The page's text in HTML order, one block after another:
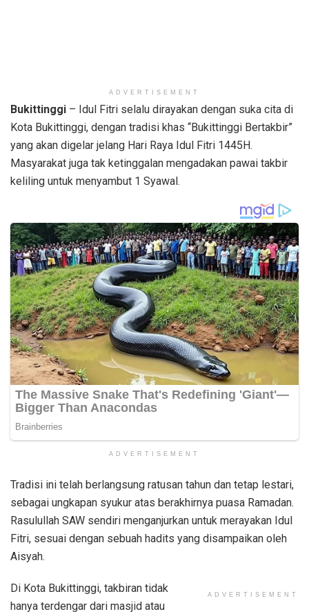
ADVERTISEMENT
Bukittinggi – Idul Fitri selalu dirayakan dengan suka cita di
Kota Bukittinggi, dengan tradisi khas “Bukittinggi Bertakbir”
yang akan digelar jelang Hari Raya Idul Fitri 1445H.
Masyarakat juga tak ketinggalan mengadakan pawai takbir
keliling untuk menyambut 1 Syawal.
ADVERTISEMENT
Tradisi ini telah berlangsung ratusan tahun dan tetap lestari,
sebagai ungkapan syukur atas berakhirnya puasa Ramadan.
Rasulullah SAW sendiri menganjurkan untuk merayakan Idul
Fitri, sesuai dengan sebuah hadits yang disampaikan oleh
Aisyah.
ADVERTISEMENT
Di Kota Bukittinggi, takbiran tidak
hanya terdengar dari masjid atau